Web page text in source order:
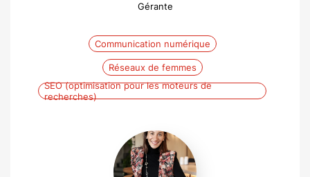
Gérante
Communication numérique
Réseaux de femmes
SEO (optimisation pour les moteurs de
recherches)
Clemence
Campech